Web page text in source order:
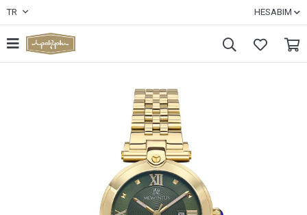
TR HESABIM